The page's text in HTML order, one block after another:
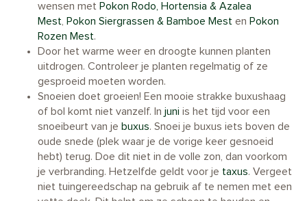
wensen met Pokon Rodo, Hortensia & Azalea
Mest
Pokon Siergrassen & Bamboe Mest en Pokon
Rozen Mest.
Door het warme weer en droogte kunnen planten
uitdrogen. Controleer je planten regelmatig of ze
gesproeid moeten worden.
Snoeien doet groeien! Een mooie strakke buxushaag
of bol komt niet vanzelf. In juni is het tijd voor een
snoeibeurt van je buxus. Snoei je buxus iets boven de
oude snede (plek waar je de vorige keer gesnoeid
hebt) terug. Doe dit niet in de volle zon, dan voorkom
je verbranding. Hetzelfde geldt voor je taxus. Vergeet
niet tuingereedschap na gebruik af te nemen met een